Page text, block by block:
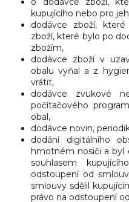
kupujícího nebo pro
dodávce zboží,
zboží, které bylo po
zbožím,
dodávce zboží v
obalu vyňal a z
vrátit,
dodávce zvukové
počítačového
obal,
dodávce novin,
dodání digitálního
hmotném nosiči a byl
souhlasem
odstoupení od
smlouvy sdělil
právo na odstoupení